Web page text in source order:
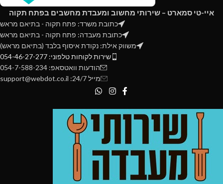
איי-טי סמארט – שירותי מחשוב ומעבדת מחשבים בפתח תקוה
כתובת משרד: פתח תקוה - בתיאם מראש
כתובת מעבדה: פתח תקוה - בתיאם מראש
משווק אילת: נקודת איסוף בלבד (בתיאם מראש)
שירות לקוחות טלפוני: 054-46-27-277
הודעות וואטסאפ: 054-7-588-234
מייל 24/7: support@webdot.co.il